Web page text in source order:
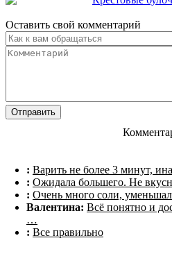
Оставить свой комментарий
: Варить не более 3 минут,
: Ожидала большего. Не
: Очень много соли,
Валентина: Всё понятно и
…
: Все правильно